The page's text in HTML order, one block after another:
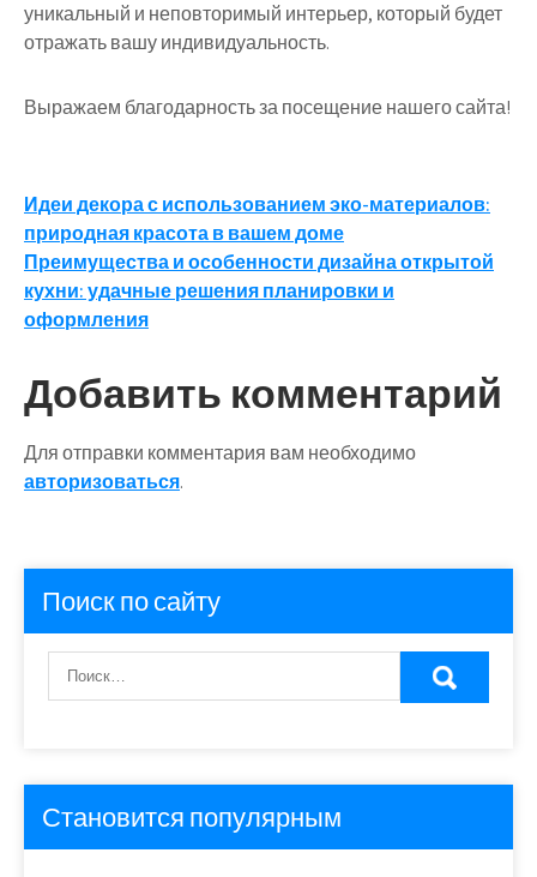
уникальный и неповторимый интерьер, который будет
отражать вашу индивидуальность.
Выражаем благодарность за посещение нашего сайта!
Навигация
по
записям
Идеи декора с использованием эко-материалов:
природная красота в вашем доме
Преимущества и особенности дизайна открытой
кухни: удачные решения планировки и
оформления
Добавить комментарий
Для отправки комментария вам необходимо
авторизоваться.
Поиск по сайту
Становится популярным